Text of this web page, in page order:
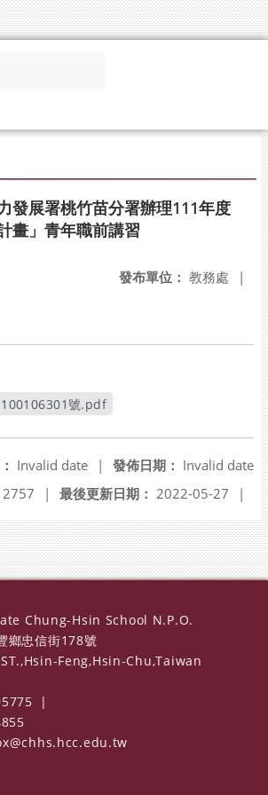
發展署桃竹苗分署辦理111年度
畫」青年職前講習
發布單位： 教務處 |
號.pdf
發佈日期： Invalid date
Invalid date
|
最後更新日期： 2022-05-27 |
2757 |
Chung-Hsin School N.P.O.
鄉忠信街178號
Feng,Hsin-Chu,Taiwan
|